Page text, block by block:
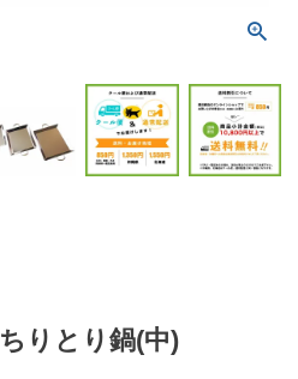
ちりとり鍋(中)